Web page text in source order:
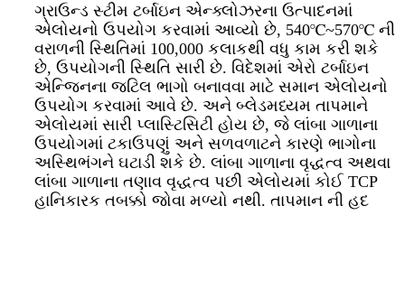
ગ્રાઉન્ડ સ્ટીમ ટર્બાઇન એન્ક્લોઝરના ઉત્પાદનમાં
એલોયનો ઉપયોગ કરવામાં આવ્યો છે, 540℃~570℃ ની
વરાળની સ્થિતિમાં 100,000 કલાકથી વધુ કામ કરી શકે
છે, ઉપયોગની સ્થિતિ સારી છે. વિદેશમાં એરો ટર્બાઇન
એન્જિનના જટિલ ભાગો બનાવવા માટે સમાન એલોયનો
ઉપયોગ કરવામાં આવે છે. અને બ્લેડમધ્યમ તાપમાને
એલોયમાં સારી પ્લાસ્ટિસિટી હોય છે, જે લાંબા ગાળાના
ઉપયોગમાં ટકાઉપણું અને સળવળાટને કારણે ભાગોના
અસ્થિભંગને ઘટાડી શકે છે. લાંબા ગાળાના વૃદ્ધત્વ અથવા
લાંબા ગાળાના તણાવ વૃદ્ધત્વ પછી એલોયમાં કોઈ TCP
હાનિકારક તબક્કો જોવા મળ્યો નથી. તાપમાન ની હદ